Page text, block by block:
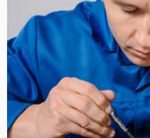
гарантии
Каждому клиенту
распространяется на все
используемые запчасти.
обработку гарантийных
При гарантийном случае наш
обновит программное
подробную информацию